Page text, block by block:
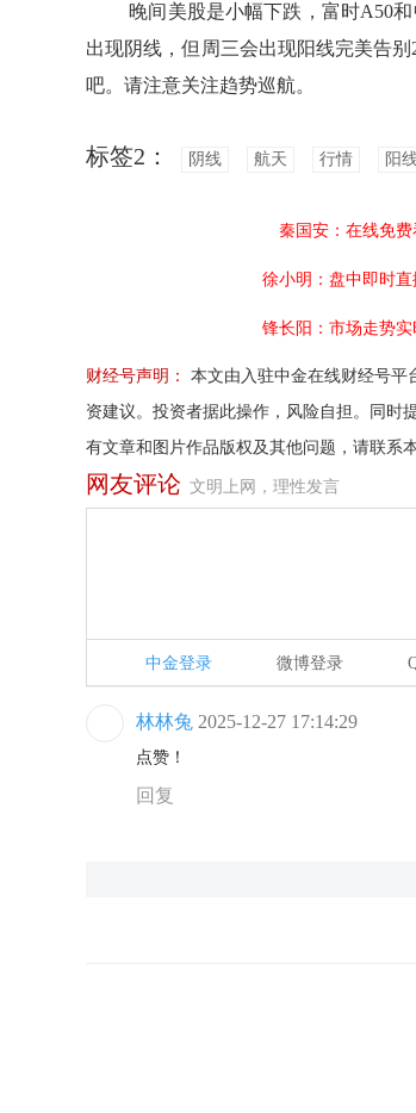
晚间美股是小幅下跌，富时A50
出现阴线，但周三会出现阳线完美告
吧。请注意关注趋势巡航。
标签2： 阴线 航天 行情 阳
秦国安：在线免
徐小明：盘中即时
锋长阳：市场走势
财经号声明：
本文由入驻中金在线财经号平
资建议。投资者据此操作，风险自担。同时
有文章和图片作品版权及其他问题，请联系本
网友评论 文明上网，理性发言
中金登录 微博登录
林林兔 2025-12-27 17:14:29
点赞！
回复